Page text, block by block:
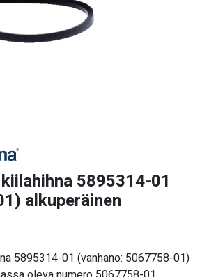
5895314-01
alkuperäinen
5895314-01 (vanhano: 5067758-01)